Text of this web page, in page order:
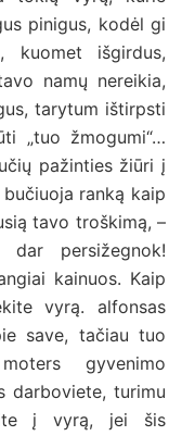
pinigus, kodėl gi
kuomet išgirdus,
namų nereikia,
tarytum ištirpsti
„tuo žmogumi“…
pažinties žiūri į
ranką kaip
tavo troškimą, –
persižegnok!
kainuos. Kaip
vyrą. alfonsas
save, tačiau tuo
gyvenimo
darboviete, turimu
į vyrą, jei šis